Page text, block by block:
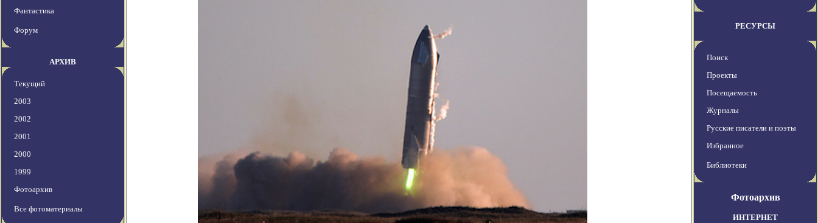
Фантастика
Форум
АРХИВ
Текущий
2003
2002
2001
2000
1999
Фотоархив
Все фотоматериалы
РЕСУРСЫ
Поиск
Проекты
Посещаемость
Журналы
Русские писатели и поэты
Избранное
Библиотеки
Фотоархив
ИНТЕРНЕТ